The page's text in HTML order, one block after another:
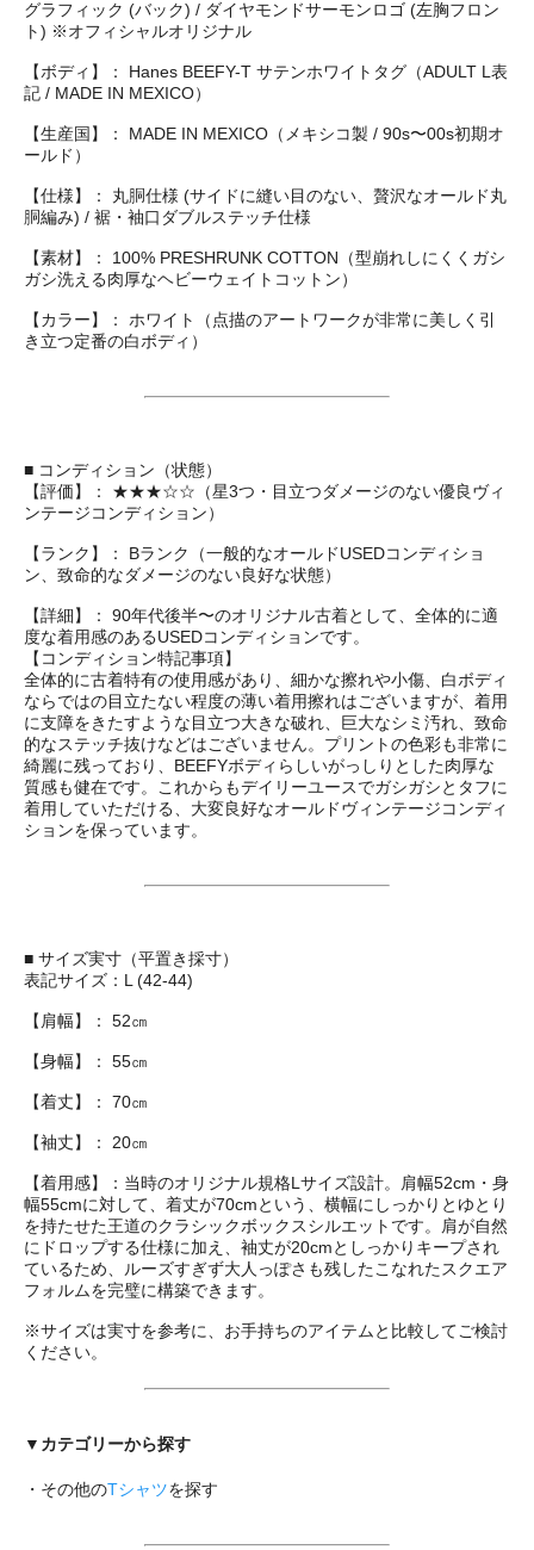
グラフィック (バック) / ダイヤモンドサーモンロゴ (左胸フロン
ト) ※オフィシャルオリジナル
【ボディ】： Hanes BEEFY-T サテンホワイトタグ（ADULT L表
記 / MADE IN MEXICO）
【生産国】： MADE IN MEXICO（メキシコ製 / 90s〜00s初期オ
ールド）
【仕様】： 丸胴仕様 (サイドに縫い目のない、贅沢なオールド丸
胴編み) / 裾・袖口ダブルステッチ仕様
【素材】： 100% PRESHRUNK COTTON（型崩れしにくくガシ
ガシ洗える肉厚なヘビーウェイトコットン）
【カラー】： ホワイト（点描のアートワークが非常に美しく引
き立つ定番の白ボディ）
■ コンディション（状態）
【評価】： ★★★☆☆（星3つ・目立つダメージのない優良ヴィ
ンテージコンディション）
【ランク】： Bランク（一般的なオールドUSEDコンディショ
ン、致命的なダメージのない良好な状態）
【詳細】： 90年代後半〜のオリジナル古着として、全体的に適
度な着用感のあるUSEDコンディションです。
【コンディション特記事項】
全体的に古着特有の使用感があり、細かな擦れや小傷、白ボディ
ならではの目立たない程度の薄い着用擦れはございますが、着用
に支障をきたすような目立つ大きな破れ、巨大なシミ汚れ、致命
的なステッチ抜けなどはございません。プリントの色彩も非常に
綺麗に残っており、BEEFYボディらしいがっしりとした肉厚な
質感も健在です。これからもデイリーユースでガシガシとタフに
着用していただける、大変良好なオールドヴィンテージコンディ
ションを保っています。
■ サイズ実寸（平置き採寸）
表記サイズ：L (42-44)
【肩幅】： 52㎝
【身幅】： 55㎝
【着丈】： 70㎝
【袖丈】： 20㎝
【着用感】：当時のオリジナル規格Lサイズ設計。肩幅52cm・身
幅55cmに対して、着丈が70cmという、横幅にしっかりとゆとり
を持たせた王道のクラシックボックスシルエットです。肩が自然
にドロップする仕様に加え、袖丈が20cmとしっかりキープされ
ているため、ルーズすぎず大人っぽさも残したこなれたスクエア
フォルムを完璧に構築できます。
※サイズは実寸を参考に、お手持ちのアイテムと比較してご検討
ください。
▼カテゴリーから探す
・その他のTシャツを探す